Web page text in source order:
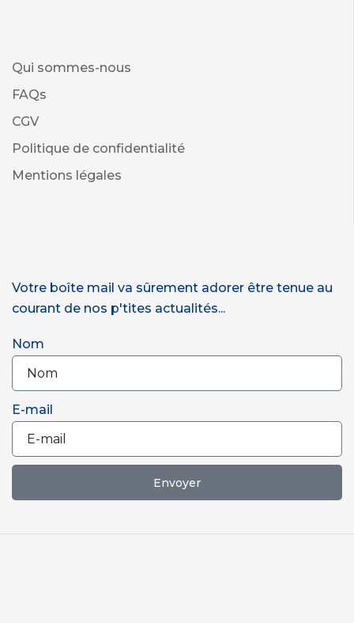
Qui sommes-nous
FAQs
CGV
Politique de confidentialité
Mentions légales
Votre boîte mail va sûrement adorer être tenue au
courant de nos p'tites actualités...
Nom
E-mail
Envoyer